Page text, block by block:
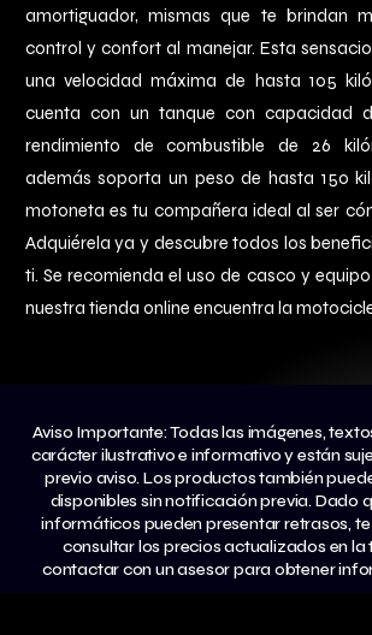
amortiguador, mismas que te brindan
control y confort al manejar. Esta
una velocidad máxima de hasta 105
cuenta con un tanque con capacidad
rendimiento de combustible de 26
además soporta un peso de hasta 150
motoneta es tu compañera ideal al ser
Adquiérela ya y descubre todos los
ti. Se recomienda el uso de casco y equipo
nuestra tienda online encuentra la
Aviso Importante: Todas las imágenes,
carácter ilustrativo e informativo y están
previo aviso. Los productos también
disponibles sin notificación previa. Dado
informáticos pueden presentar retrasos,
consultar los precios actualizados en la
contactar con un asesor para obtener